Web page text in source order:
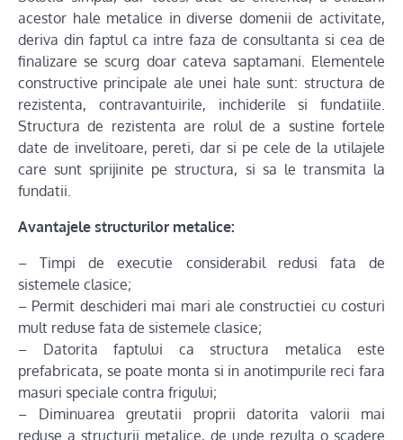
acestor hale metalice in diverse domenii de activitate,
deriva din faptul ca intre faza de consultanta si cea de
finalizare se scurg doar cateva saptamani. Elementele
constructive principale ale unei hale sunt: structura de
rezistenta, contravantuirile, inchiderile si fundatiile.
Structura de rezistenta are rolul de a sustine fortele
date de invelitoare, pereti, dar si pe cele de la utilajele
care sunt sprijinite pe structura, si sa le transmita la
fundatii.
Avantajele structurilor metalice:
– Timpi de executie considerabil redusi fata de
sistemele clasice;
– Permit deschideri mai mari ale constructiei cu costuri
mult reduse fata de sistemele clasice;
– Datorita faptului ca structura metalica este
prefabricata, se poate monta si in anotimpurile reci fara
masuri speciale contra frigului;
– Diminuarea greutatii proprii datorita valorii mai
reduse a structurii metalice, de unde rezulta o scadere